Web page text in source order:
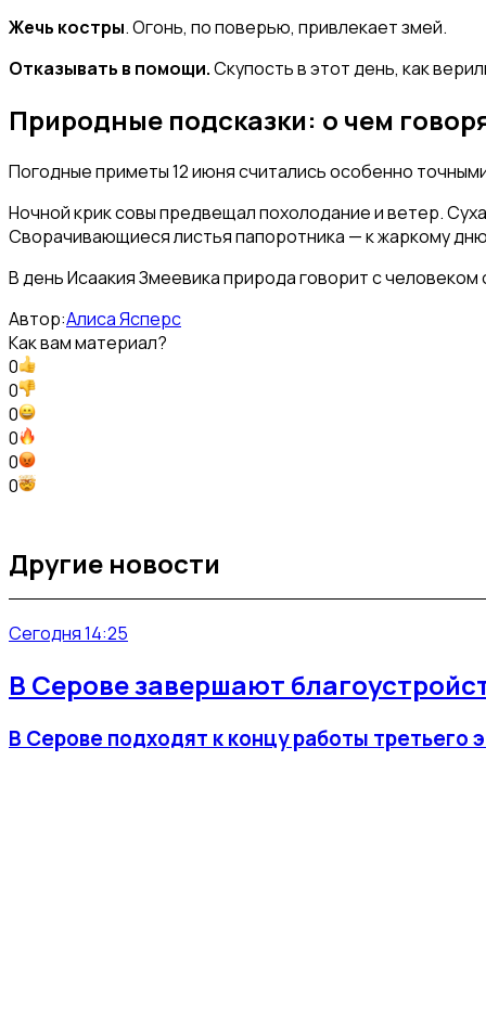
Жечь костры. Огонь, по поверью, привлекает змей.
Отказывать в помощи.Скупость в этот день, как
Природные подсказки: о чем
Погодные приметы 12 июня считались особенно
Ночной крик совы предвещал похолодание и ветер.
Сворачивающиеся листья папоротника — к жаркому
В день Исаакия Змеевика природа говорит с
Автор:Алиса Ясперс
Как вам материал?
0
0
0
0
0
0
Другие новости
Сегодня 14:25
В Серове завершают
В Серове подходят к концу работы